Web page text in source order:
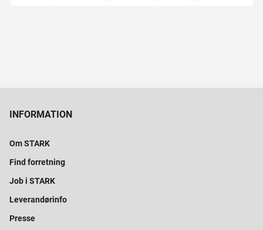
INFORMATION
Om STARK
Find forretning
Job i STARK
Leverandørinfo
Presse